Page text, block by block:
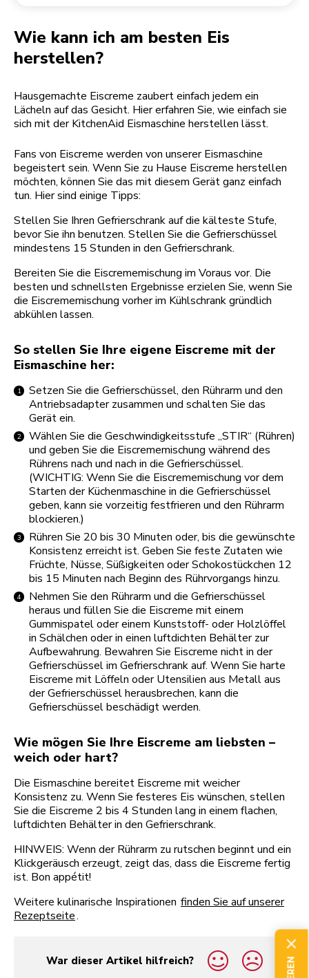
Wie kann ich am besten Eis
herstellen?
Hausgemachte Eiscreme zaubert einfach jedem ein
Lächeln auf das Gesicht. Hier erfahren Sie, wie einfach sie
sich mit der KitchenAid Eismaschine herstellen lässt.
Fans von Eiscreme werden von unserer Eismaschine
begeistert sein. Wenn Sie zu Hause Eiscreme herstellen
möchten, können Sie das mit diesem Gerät ganz einfach
tun. Hier sind einige Tipps:
Stellen Sie Ihren Gefrierschrank auf die kälteste Stufe,
bevor Sie ihn benutzen. Stellen Sie die Gefrierschüssel
mindestens 15 Stunden in den Gefrierschrank.
Bereiten Sie die Eiscrememischung im Voraus vor. Die
besten und schnellsten Ergebnisse erzielen Sie, wenn Sie
die Eiscrememischung vorher im Kühlschrank gründlich
abkühlen lassen.
So stellen Sie Ihre eigene Eiscreme mit der
Eismaschine her:
Setzen Sie die Gefrierschüssel, den Rührarm und den
Antriebsadapter zusammen und schalten Sie das
Gerät ein.
Wählen Sie die Geschwindigkeitsstufe „STIR“ (Rühren)
und geben Sie die Eiscrememischung während des
Rührens nach und nach in die Gefrierschüssel.
(WICHTIG: Wenn Sie die Eiscrememischung vor dem
Starten der Küchenmaschine in die Gefrierschüssel
geben, kann sie vorzeitig festfrieren und den Rührarm
blockieren.)
Rühren Sie 20 bis 30 Minuten oder, bis die gewünschte
Konsistenz erreicht ist. Geben Sie feste Zutaten wie
Früchte, Nüsse, Süßigkeiten oder Schokostückchen 12
bis 15 Minuten nach Beginn des Rührvorgangs hinzu.
Nehmen Sie den Rührarm und die Gefrierschüssel
heraus und füllen Sie die Eiscreme mit einem
Gummispatel oder einem Kunststoff- oder Holzlöffel
in Schälchen oder in einen luftdichten Behälter zur
Aufbewahrung. Bewahren Sie Eiscreme nicht in der
Gefrierschüssel im Gefrierschrank auf. Wenn Sie harte
Eiscreme mit Löffeln oder Utensilien aus Metall aus
der Gefrierschüssel herausbrechen, kann die
Gefrierschüssel beschädigt werden.
Wie mögen Sie Ihre Eiscreme am liebsten –
weich oder hart?
Die Eismaschine bereitet Eiscreme mit weicher
Konsistenz zu. Wenn Sie festeres Eis wünschen, stellen
Sie die Eiscreme 2 bis 4 Stunden lang in einem flachen,
luftdichten Behälter in den Gefrierschrank.
HINWEIS: Wenn der Rührarm zu rutschen beginnt und ein
Klickgeräusch erzeugt, zeigt das, dass die Eiscreme fertig
ist. Bon appétit!
Weitere kulinarische Inspirationen finden Sie auf unserer
Rezeptseite.
War dieser Artikel hilfreich?
yes
no